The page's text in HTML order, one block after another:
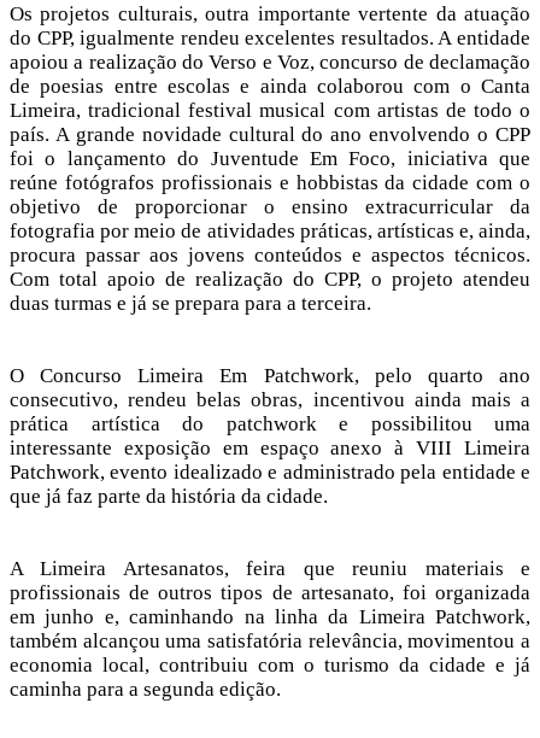
Os projetos culturais, outra importante vertente da atuação
do CPP, igualmente rendeu excelentes resultados. A entidade
apoiou a realização do Verso e Voz, concurso de declamação
de poesias entre escolas e ainda colaborou com o Canta
Limeira, tradicional festival musical com artistas de todo o
país. A grande novidade cultural do ano envolvendo o CPP
foi o lançamento do Juventude Em Foco, iniciativa que
reúne fotógrafos profissionais e hobbistas da cidade com o
objetivo de proporcionar o ensino extracurricular da
fotografia por meio de atividades práticas, artísticas e, ainda,
procura passar aos jovens conteúdos e aspectos técnicos.
Com total apoio de realização do CPP, o projeto atendeu
duas turmas e já se prepara para a terceira.
O Concurso Limeira Em Patchwork, pelo quarto ano
consecutivo, rendeu belas obras, incentivou ainda mais a
prática artística do patchwork e possibilitou uma
interessante exposição em espaço anexo à VIII Limeira
Patchwork, evento idealizado e administrado pela entidade e
que já faz parte da história da cidade.
A Limeira Artesanatos, feira que reuniu materiais e
profissionais de outros tipos de artesanato, foi organizada
em junho e, caminhando na linha da Limeira Patchwork,
também alcançou uma satisfatória relevância, movimentou a
economia local, contribuiu com o turismo da cidade e já
caminha para a segunda edição.